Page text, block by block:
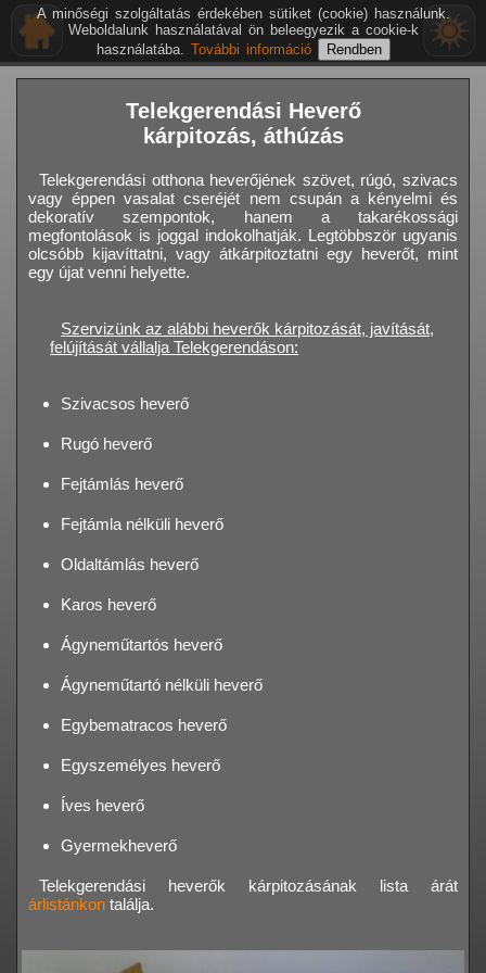
Telekgerendási Heverő
kárpitozás, áthúzás
Telekgerendási otthona heverőjének szövet, rúgó, szivacs
vagy éppen vasalat cseréjét nem csupán a kényelmi és
dekoratív szempontok, hanem a takarékossági
megfontolások is joggal indokolhatják. Legtöbbször ugyanis
olcsóbb kijavíttatni, vagy átkárpitoztatni egy heverőt, mint
egy újat venni helyette.
Szervizünk az alábbi heverők kárpitozását, javítását,
felújítását vállalja Telekgerendáson:
Szivacsos heverő
Rugó heverő
Fejtámlás heverő
Fejtámla nélküli heverő
Oldaltámlás heverő
Karos heverő
Ágyneműtartós heverő
Ágyneműtartó nélküli heverő
Egybematracos heverő
Egyszemélyes heverő
Íves heverő
Gyermekheverő
Telekgerendási heverők kárpitozásának lista árát
árlistánkon találja.
A minőségi szolgáltatás érdekében sütiket (cookie) használunk.
Weboldalunk használatával ön beleegyezik a cookie-k
használatába. További információ